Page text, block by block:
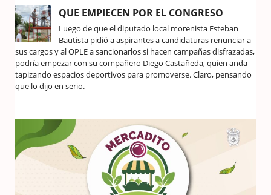
QUE EMPIECEN POR EL CONGRESO
Luego de que el diputado local morenista Esteban
Bautista pidió a aspirantes a candidaturas renunciar a
sus cargos y al OPLE a sancionarlos si hacen campañas disfrazadas,
podría empezar con su compañero Diego Castañeda, quien anda
tapizando espacios deportivos para promoverse. Claro, pensando
que lo dijo en serio.